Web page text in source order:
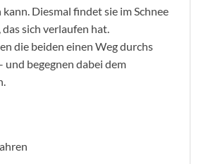
Diesmal findet sie im Schnee
sich verlaufen hat.
die beiden einen Weg durchs
und begegnen dabei dem